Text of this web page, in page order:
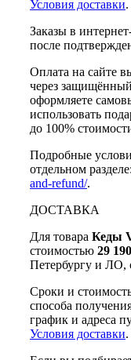
Условия доставки.
Заказы в
после
Оплата на сайте
через
оформляете
использовать
до 100%
Подробные
отдельном разделе:
and-refund/.
ДОСТАВКА
Для товара Кеды
стоимостью 29
Петербургу и ЛО,
Сроки и
способа
график и адреса
Условия доставки.